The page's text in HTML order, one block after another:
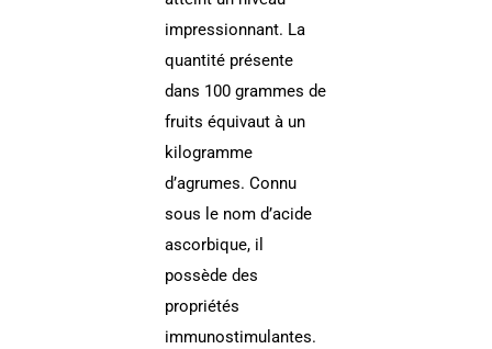
impressionnant. La
quantité présente
dans 100 grammes de
fruits équivaut à un
kilogramme
d’agrumes. Connu
sous le nom d’acide
ascorbique, il
possède des
propriétés
immunostimulantes.